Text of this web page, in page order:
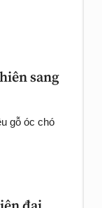
sang
gỗ óc chó